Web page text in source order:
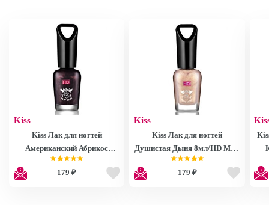
Kiss
Kiss Лак для ногтей
Американский Абрикос
8мл/HD Mini Nail Polish
MNP28
179 ₽
Kiss
Kiss Лак для ногтей
Душистая Дыня 8мл/HD Mini
Nail Polish MNP27
179 ₽